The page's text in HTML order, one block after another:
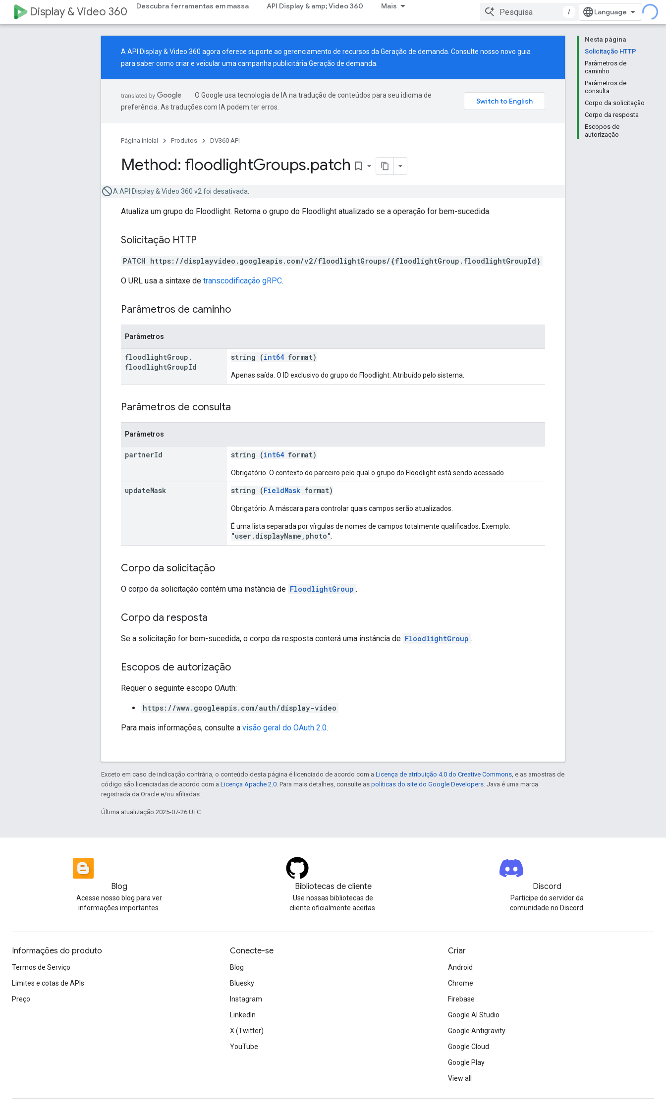
Display & Video 360 Descubra ferramentas em massa API Display & amp; Video 360 Mais
/
Nesta página
Solicitação HTTP
Parâmetros de
caminho
Parâmetros de
consulta
Corpo da solicitação
Corpo da resposta
Escopos de
autorização
A API Display & Video 360 agora oferece suporte ao gerenciamento de recursos da Geração de demanda. Consulte nosso novo guia
para saber como criar e veicular uma campanha publicitária Geração de demanda.
O Google usa tecnologia de IA na tradução de conteúdos para seu idioma de
preferência. As traduções com IA podem ter erros.
Página inicial Produtos DV360 API
Method: floodlightGroups.patch bookmark_border
A API Display & Video 360 v2 foi desativada.
Atualiza um grupo do Floodlight. Retorna o grupo do Floodlight atualizado se a operação for bem-sucedida.
Solicitação HTTP
PATCH https://displayvideo.googleapis.com/v2/floodlightGroups/{floodlightGroup.floodlightGroupId}
O URL usa a sintaxe de transcodificação gRPC.
Parâmetros de caminho
Parâmetros
floodlightGroup .
floodlightGroupId
string (int64 format)
Apenas saída. O ID exclusivo do grupo do Floodlight. Atribuído pelo sistema.
Parâmetros de consulta
Parâmetros
partnerId string (int64 format)
Obrigatório. O contexto do parceiro pelo qual o grupo do Floodlight está sendo acessado.
updateMask string (FieldMask format)
Obrigatório. A máscara para controlar quais campos serão atualizados.
É uma lista separada por vírgulas de nomes de campos totalmente qualificados. Exemplo:
"user.displayName,photo"
Corpo da solicitação
O corpo da solicitação contém uma instância de FloodlightGroup .
Corpo da resposta
Se a solicitação for bem-sucedida, o corpo da resposta conterá uma instância de FloodlightGroup .
Escopos de autorização
Requer o seguinte escopo OAuth:
https://www.googleapis.com/auth/display-video
Para mais informações, consulte a visão geral do OAuth 2.0.
Exceto em caso de indicação contrária, o conteúdo desta página é licenciado de acordo com a Licença de atribuição 4.0 do Creative Commons , e as amostras de
código são licenciadas de acordo com a Licença Apache 2.0 . Para mais detalhes, consulte as políticas do site do Google Developers . Java é uma marca
registrada da Oracle e/ou afiliadas.
Última atualização 2025-07-26 UTC.
Blog
Acesse nosso blog para ver
informações importantes.
Bibliotecas de cliente
Use nossas bibliotecas de
cliente oficialmente aceitas.
Discord
Participe do servidor da
comunidade no Discord.
Informações do produto
Termos de Serviço
Limites e cotas de APIs
Preço
Conecte-se
Blog
Bluesky
Instagram
LinkedIn
X (Twitter)
YouTube
Criar
Android
Chrome
Firebase
Google AI Studio
Google Antigravity
Google Cloud
Google Play
View all